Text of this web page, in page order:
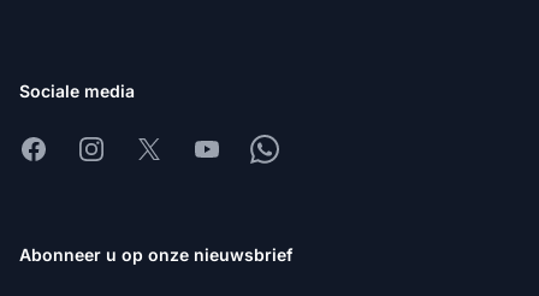
Sociale media
FacebookInstagram
X YoutubeWhatsapp
Abonneer u op onze nieuwsbrief